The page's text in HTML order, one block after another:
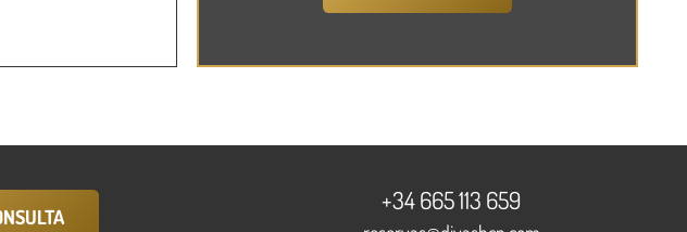
+34 665 113 659